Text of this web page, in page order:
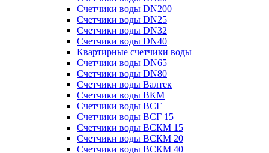
Счетчики воды DN200
Счетчики воды DN25
Счетчики воды DN32
Счетчики воды DN40
Квартирные счетчики воды
Счетчики воды DN65
Счетчики воды DN80
Счетчики воды Валтек
Счетчики воды ВКМ
Счетчики воды ВСГ
Счетчики воды ВСГ 15
Счетчики воды ВСКМ 15
Счетчики воды ВСКМ 20
Счетчики воды ВСКМ 40